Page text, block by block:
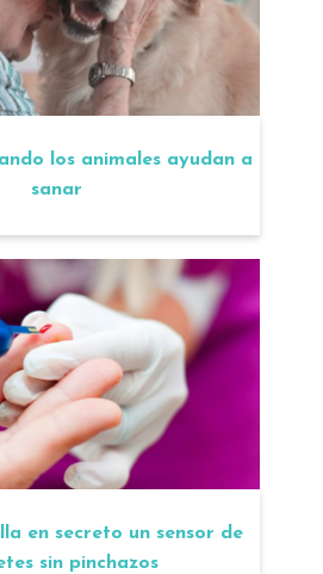
los animales ayudan a
sanar
en secreto un sensor de
sin pinchazos